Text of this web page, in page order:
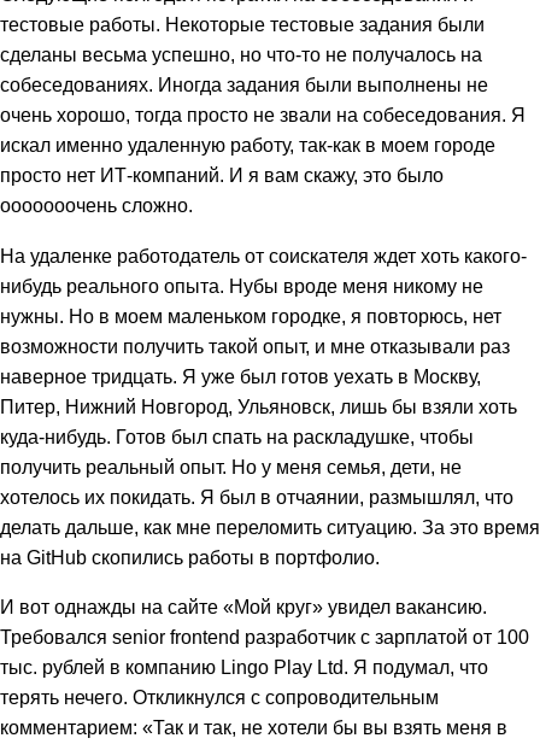
тестовые работы. Некоторые тестовые задания были
сделаны весьма успешно, но что-то не получалось на
собеседованиях. Иногда задания были выполнены не
очень хорошо, тогда просто не звали на собеседования. Я
искал именно удаленную работу, так-как в моем городе
просто нет ИТ-компаний. И я вам скажу, это было
ооооооочень сложно.
На удаленке работодатель от соискателя ждет хоть какого-
нибудь реального опыта. Нубы вроде меня никому не
нужны. Но в моем маленьком городке, я повторюсь, нет
возможности получить такой опыт, и мне отказывали раз
наверное тридцать. Я уже был готов уехать в Москву,
Питер, Нижний Новгород, Ульяновск, лишь бы взяли хоть
куда-нибудь. Готов был спать на раскладушке, чтобы
получить реальный опыт. Но у меня семья, дети, не
хотелось их покидать. Я был в отчаянии, размышлял, что
делать дальше, как мне переломить ситуацию. За это время
на GitHub скопились работы в портфолио.
И вот однажды на сайте «Мой круг» увидел вакансию.
Требовался senior frontend разработчик с зарплатой от 100
тыс. рублей в компанию Lingo Play Ltd. Я подумал, что
терять нечего. Откликнулся с сопроводительным
комментарием: «Так и так, не хотели бы вы взять меня в